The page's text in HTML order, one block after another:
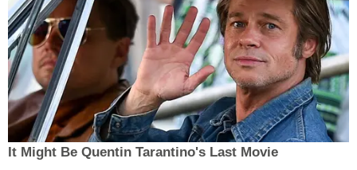
It Might Be Quentin Tarantino's Last Movie